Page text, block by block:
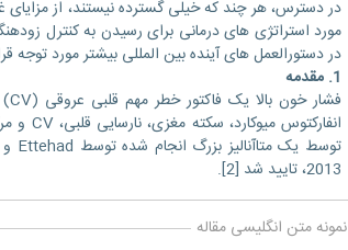
در دستورالعمل های آینده بین المللی بیشتر مورد توجه
1. مقدمه
2013، تایید شد [2].
نمونه متن انگلیسی مقاله